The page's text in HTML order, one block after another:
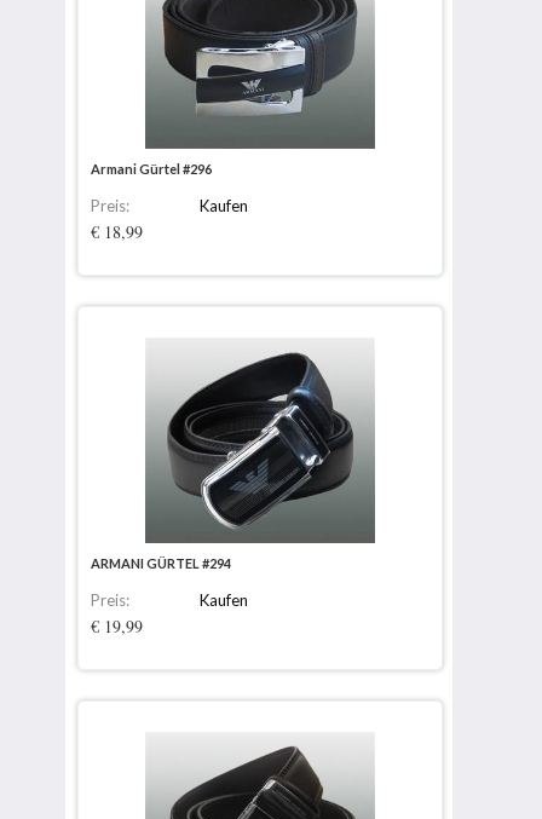
Armani Gürtel #296
Preis:
€ 18,99
Kaufen
ARMANI GÜRTEL #294
Preis:
€ 19,99
Kaufen